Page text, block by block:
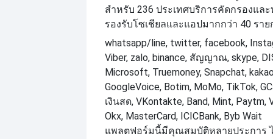
สำหรับ 236 ประเทศบริการคัดกรองแล
รองรับโซเชียลและแอปมากกว่า 40 ราย
whatsapp/line, twitter, facebook,
Viber, zalo, binance, สัญญาณ, skype,
Microsoft, Truemoney, Snapchat,
GoogleVoice, Botim, MoMo, TikTok,
เงินสด, VKontakte, Band, Mint, Paytm,
Okx, MasterCard, ICICBank, Byb Wait
แพลตฟอร์มนี้มีคุณสมบัติหลายประการ